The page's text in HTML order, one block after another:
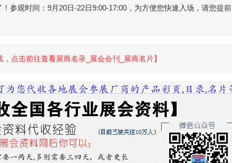
参观时间：9月20日-22日9:00-17:00，为方便您快速入场，请您提前
点击前往查看展商名录_展会会刊_展商名片】